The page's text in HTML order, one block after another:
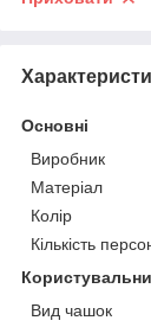
Основні
Виробник
Матеріал
Колір
Кількість
Вид чашок